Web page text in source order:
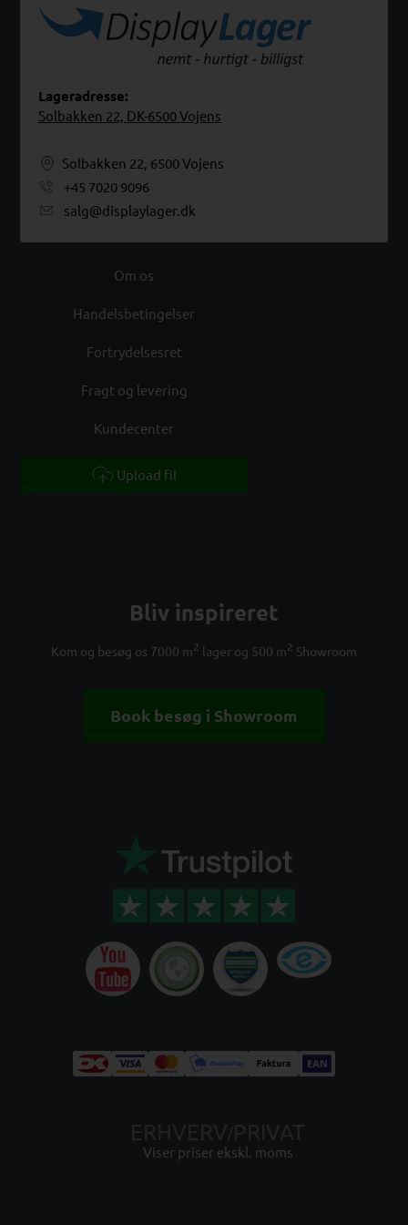
Lageradresse:
Solbakken 22, DK-6500 Vojens
Solbakken 22, 6500 Vojens
+45 7020 9096
salg@displaylager.dk
Om os
Handelsbetingelser
Fortrydelsesret
Fragt og levering
Kundecenter
Upload fil
Bliv inspireret
Kom og besøg os 7000 m2 lager og 500 m2 Showroom
Book besøg i Showroom
Viser priser ekskl. moms